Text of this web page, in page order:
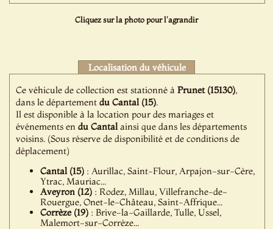
Cliquez sur la photo pour l'agrandir
Localisation du véhicule
Ce véhicule de collection est stationné àPrunet (15130),
dans le départementdu Cantal (15).
Il est disponible à la location pour des mariages et
événements endu Cantalainsi que dans les départements
voisins. (Sous réserve de disponibilité et de conditions de
déplacement)
Cantal (15) : Aurillac, Saint-Flour, Arpajon-sur-Cère,
Ytrac, Mauriac...
Aveyron (12) : Rodez, Millau, Villefranche-de-
Rouergue, Onet-le-Château, Saint-Affrique...
Corrèze (19) : Brive-la-Gaillarde, Tulle, Ussel,
Malemort-sur-Corrèze...